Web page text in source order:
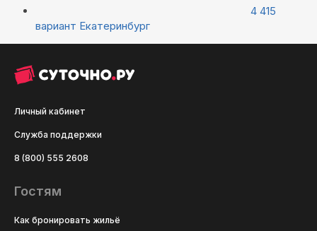
4 415
вариант Екатеринбург
Личный кабинет
Служба поддержки
8 (800) 555 2608
Гостям
Как бронировать жильё